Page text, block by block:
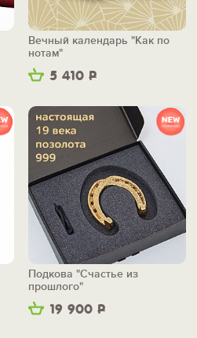
5 410 Р
Вечный календарь "Как по
нотам"
19 900 Р
Подкова "Счастье из
прошлого"